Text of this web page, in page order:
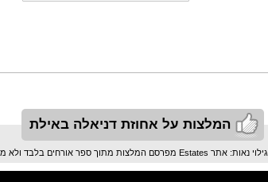
המלצות על אחוזת דניאלה באילת
גילוי נאות: אתר Estates מפרסם המלצות מתוך ספר אורחים בלבד ולא מפרסם ביקורות